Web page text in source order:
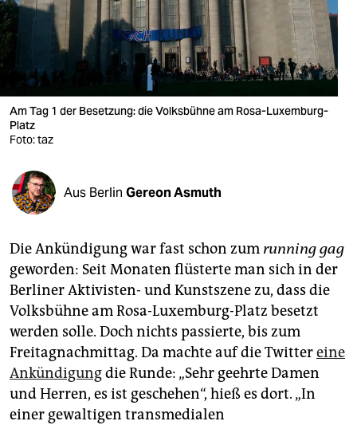
nord
wahrheit
verlag
verlag
shop
fragen & hilfe
unterstützen
abo
genossenschaft
epaper login
Am Tag 1 der Besetzung: die Volksbühne am Rosa-Luxemburg-
Platz
Foto: taz
Aus Berlin Gereon Asmuth
Die Ankündigung war fast schon zum running gag
geworden: Seit Monaten flüsterte man sich in der
Berliner Aktivisten- und Kunstszene zu, dass die
Volksbühne am Rosa-Luxemburg-Platz besetzt
werden solle. Doch nichts passierte, bis zum
Freitagnachmittag. Da machte auf die Twittereine
Ankündigungdie Runde: „Sehr geehrte Damen
und Herren, es ist geschehen“, hieß es dort. „In
einer gewaltigen transmedialen